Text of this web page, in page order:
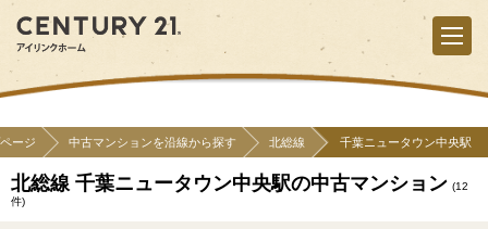
ージ 中古マンションを沿線から探す 北総線 千葉ニュータウン中央駅
北総線 千葉ニュータウン中央駅の中古マンション (12
件)